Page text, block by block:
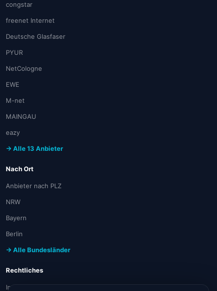
congstar
freenet Internet
Deutsche Glasfaser
PYUR
NetCologne
EWE
M-net
MAINGAU
eazy
→ Alle 13 Anbieter
Nach Ort
Anbieter nach PLZ
NRW
Bayern
Berlin
→ Alle Bundesländer
Rechtliches
Impressum